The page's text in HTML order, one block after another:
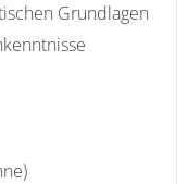
Grundlagen